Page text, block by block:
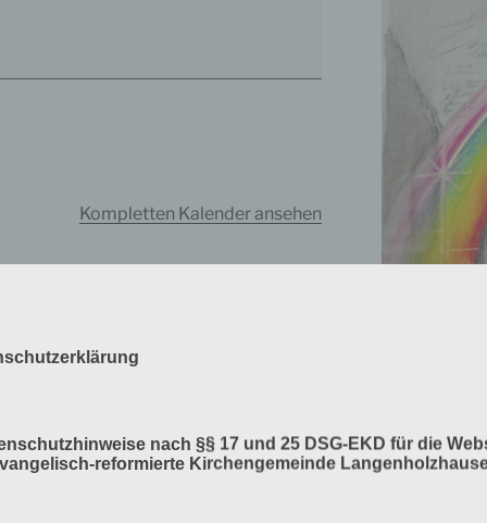
Kompletten Kalender ansehen
Verlag am
nach §§ 17 und 25 DSG-EKD für die
reformierte Kirchengemeinde